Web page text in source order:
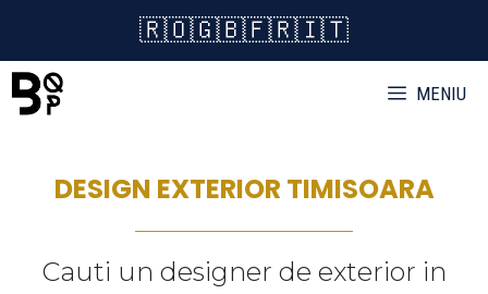
conținut
🇷🇴🇬🇧🇫🇷🇮🇹
MENIU
DESIGN EXTERIOR TIMISOARA
Cauti un designer de exterior in